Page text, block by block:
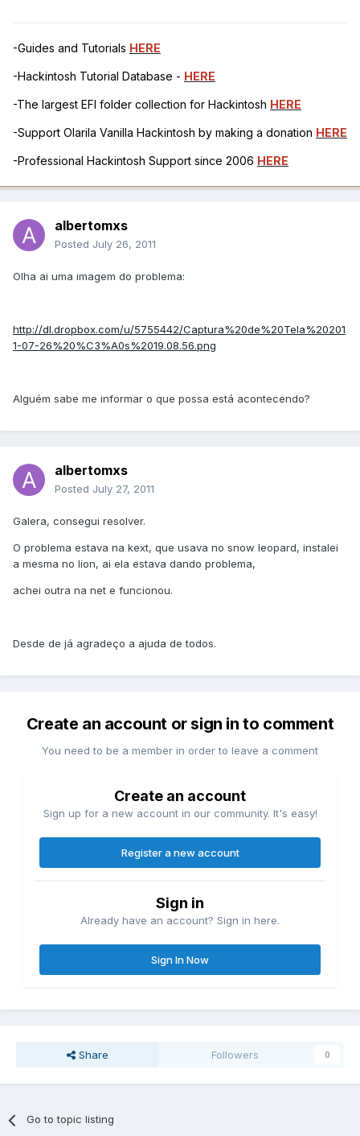
-Guides and Tutorials HERE
-Hackintosh Tutorial Database - HERE
-The largest EFI folder collection for Hackintosh HERE
-Support Olarila Vanilla Hackintosh by making a donation HERE
-Professional Hackintosh Support since 2006 HERE
albertomxs
Posted July 26, 2011
Olha ai uma imagem do problema:
http://dl.dropbox.com/u/5755442/Captura%20de%20Tela%20201
1-07-26%20%C3%A0s%2019.08.56.png
Alguém sabe me informar o que possa está acontecendo?
albertomxs
Posted July 27, 2011
Galera, consegui resolver.
O problema estava na kext, que usava no snow leopard, instalei
a mesma no lion, ai ela estava dando problema,
achei outra na net e funcionou.
Desde de já agradeço a ajuda de todos.
Create an account or sign in to comment
You need to be a member in order to leave a comment
Create an account
Sign up for a new account in our community. It's easy!
Register a new account
Sign in
Already have an account? Sign in here.
Sign In Now
Share Followers 0
Go to topic listing